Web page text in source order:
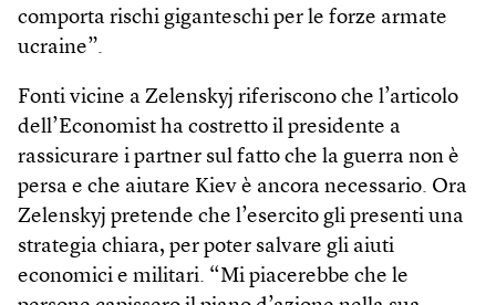
comporta rischi giganteschi per le forze armate
ucraine”.
Fonti vicine a Zelenskyj riferiscono che l’articolo
dell’Economist ha costretto il presidente a
rassicurare i partner sul fatto che la guerra non è
persa e che aiutare Kiev è ancora necessario. Ora
Zelenskyj pretende che l’esercito gli presenti una
strategia chiara, per poter salvare gli aiuti
economici e militari. “Mi piacerebbe che le